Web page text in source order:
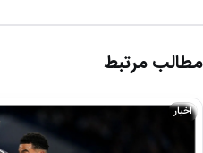
مطالب مرتبط
اخبار